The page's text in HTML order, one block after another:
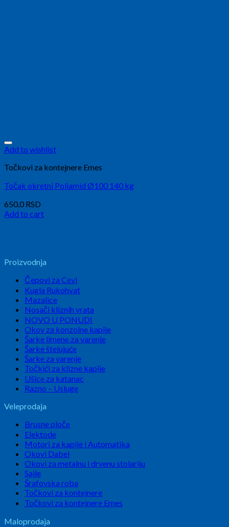
Add to wishlist
Točkovi za kontejnere Emes
Točak okretni Poliamid Ø100 140 kg
650,0 RSD
Add to cart
Proizvodnja
Čepovi za Cevi
Kugla Rukohvat
Mazalice
Nosači kliznih vrata
NOVO U PONUDI
Okov za konzolne kapije
Šarke limene za varenje
Šarke štelujuće
Šarke za varenje
Točkići za klizne kapije
Ušice za katanac
Razno – Usluge
Veleprodaja
Brusne ploče
Elektode
Motori za kapije i Automatika
Okovi Dabel
Okovi za metalnu i drvenu stolariju
Sajle
Šrafovska roba
Točkovi za kontejnere
Točkovi za kontejnere Emes
Maloprodaja